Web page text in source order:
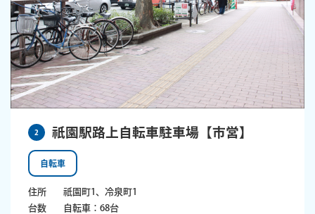
2 祇園駅路上自転車駐車場【市営】
自転車
住所
祇園町1、冷泉町1
台数
自転車：68台